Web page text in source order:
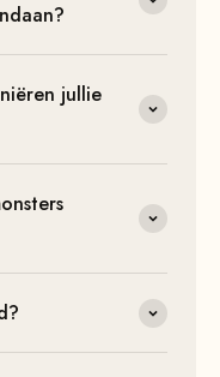
jullie